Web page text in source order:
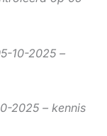
10-2025 –
2025 – kennis